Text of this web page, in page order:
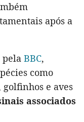
após a
pela BBC,
como
e aves
associados